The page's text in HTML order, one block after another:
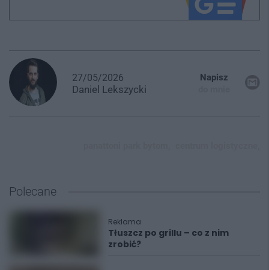
27/05/2026
Daniel Lekszycki
Napisz
Polecane
Reklama
Tłuszcz po grillu – co z nim
zrobić?